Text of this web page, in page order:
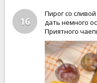
16
Пирог со
дать немного
Приятного